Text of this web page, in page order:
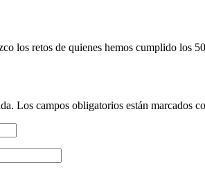
los retos de quienes hemos cumplido los
Los campos obligatorios están marcados